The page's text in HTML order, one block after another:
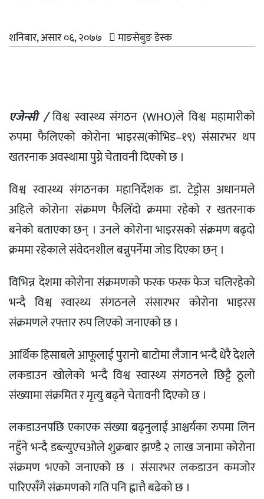
शनिबार, असार ०६, २०७७ माङसेबुङ डेस्क
एजेन्सी /विश्व स्वास्थ्य संगठन (WHO)ले विश्व महामारीको
रुपमा फैलिएको कोरोना भाइरस(कोभिड–१९) संसारभर थप
खतरनाक अवस्थामा पुग्ने चेतावनी दिएको छ ।
विश्व स्वास्थ्य संगठनका महानिर्देशक डा. टेड्रोस अधानमले
अहिले कोरोना संक्रमण फैलिँदो क्रममा रहेको र खतरनाक
बनेको बताएका छन् । उनले कोरोना भाइरसको संक्रमण बढ्दो
क्रममा रहेकाले संवेदनशील बन्नुपर्नेमा जोड दिएका छन् ।
विभिन्न देशमा कोरोना संक्रमणको फरक फरक फेज चलिरहेको
भन्दै विश्व स्वास्थ्य संगठनले संसारभर कोरोना भाइरस
संक्रमणले रफ्तार रुप लिएको जनाएको छ ।
आर्थिक हिसाबले आफूलाई पुरानो बाटोमा लैजान भन्दै धेरै देशले
लकडाउन खोलेको भन्दै विश्व स्वास्थ्य संगठनले छिट्टै ठूलो
संख्यामा संक्रमित र मृत्यु बढ्ने चेतावनी दिएको छ ।
लकडाउनपछि एकाएक संख्या बढ्नुलाई आश्चर्यका रुपमा लिन
नहुँने भन्दै डब्ल्युएचओले शुक्रबार झण्डै २ लाख जनामा कोरोना
संक्रमण भएको जनाएको छ । संसारभर लकडाउन कमजोर
पारिएसँगै संक्रमणको गति पनि ह्वात्तै बढेको छ ।